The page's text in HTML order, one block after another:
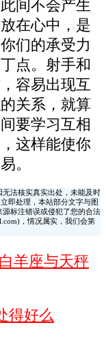
间不会产生
在心中，是
们的承受力
点。射手和
容易出现互
关系，就算
要学习互相
这样能使你
。
法核实真实出处，未能及时
即处理，本站部分文字与图
标注错误或侵犯了您的合法
，情况属实，我们会第
羊座与天秤
得好么